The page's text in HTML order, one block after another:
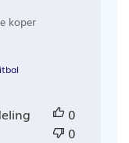
koper
0
0